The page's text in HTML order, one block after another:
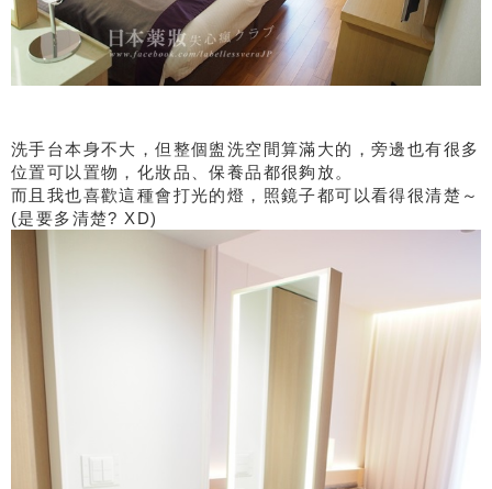
洗手台本身不大，但整個盥洗空間算滿大的，旁邊也有很多
位置可以置物，化妝品、保養品都很夠放。
而且我也喜歡這種會打光的燈，照鏡子都可以看得很清楚～
(是要多清楚? XD)